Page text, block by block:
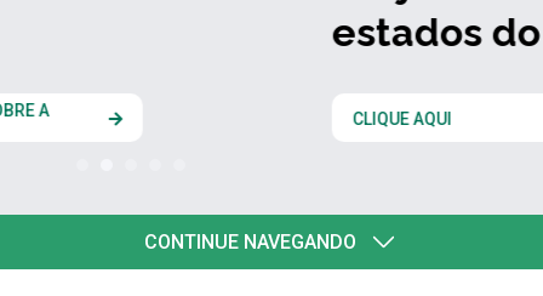
estados do Codesul
CLIQUE AQUI
CONTINUE NAVEGANDO